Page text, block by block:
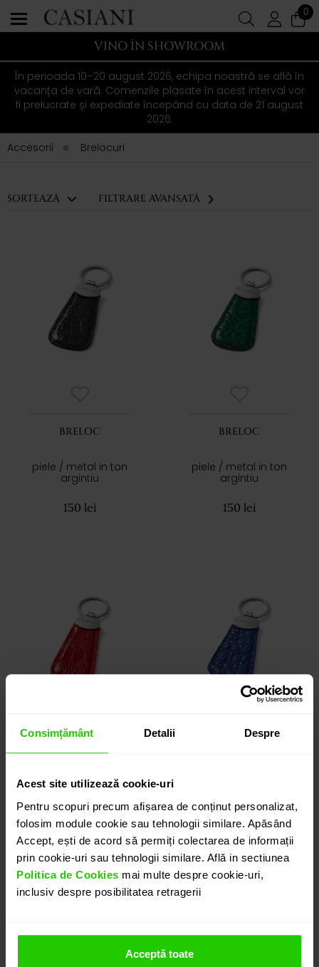
Consimțământ Detalii Despre
Acest site utilizează cookie-uri
Pentru scopuri precum afișarea de conținut personalizat,
folosim module cookie sau tehnologii similare. Apăsând
Accept, ești de acord să permiți colectarea de informații
prin cookie-uri sau tehnologii similare. Află in sectiunea
Politica de Cookies mai multe despre cookie-uri,
inclusiv despre posibilitatea retragerii
Acceptă toate
0
VINO ÎN SHOWROOM
În perioada 10–20 august 2026, echipa noastră se află în
vacanța de vară. Comenzile plasate în acest interval vor
fi prelucrate și expediate începând cu data de 21 august
2026.
Accesorii
Brelocuri
SORTEAZĂ FILTRARE AVANSATĂ
BRELOC
piele / metal in ton
argintiu
150 lei
BRELOC
piele / metal in ton
argintiu
150 lei
piele / metal in ton
argintiu
150 lei
piele / metal in ton
argintiu
150 lei